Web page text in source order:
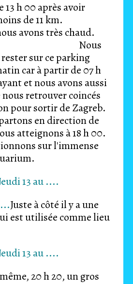
13 h 00 après avoir
de 11 km.
avons très chaud.
sur ce parking
car à partir de 07 h
et nous avons aussi
retrouver coincés
pour sortir de Zagreb.
en direction de
atteignons à 18 h 00.
sur l'immense
Juste à côté il y a une
est utilisée comme lieu
20 h 20, un gros